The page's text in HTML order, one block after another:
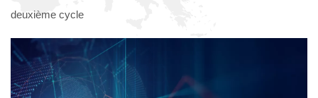
deuxième cycle